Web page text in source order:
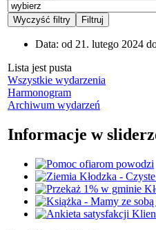
Data: od 21. lutego 2024
Lista jest pusta
Wszystkie wydarzenia
Harmonogram
Archiwum wydarzeń
Informacje w